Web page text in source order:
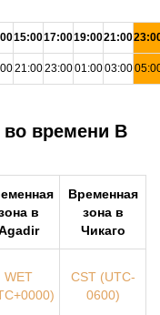
15:0017:0019:0021:00
21:0023:0001:0003:00
во времени В
в
Временная
зона в
Чикаго
WET
CST (UTC-
0600)